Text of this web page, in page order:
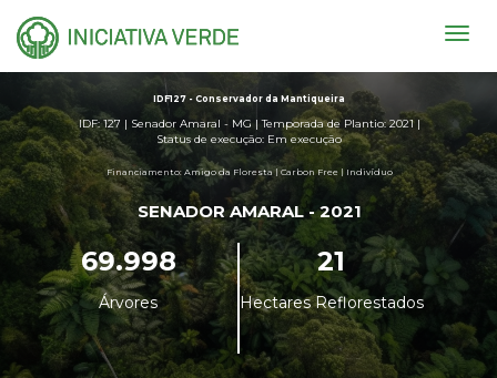
IDF127 - Conservador da Mantiqueira
IDF: 127 | Senador Amaral - MG | Temporada de Plantio: 2021 |
Status de execução: Em execução
Financiamento: Amigo da Floresta | Carbon Free | Indivíduo
SENADOR AMARAL - 2021
69.998
Árvores
21
Hectares Reflorestados